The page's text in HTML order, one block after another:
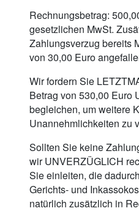
Rechnungsbetrag:
gesetzlichen MwSt.
Zahlungsverzug bereits
von 30,00 Euro
Wir fordern Sie
Betrag von 530,00 Euro
begleichen, um weitere
Unannehmlichkeiten zu
Sollten Sie keine
wir UNVERZÜGLICH
Sie einleiten, die
Gerichts- und
natürlich zusätzlich in